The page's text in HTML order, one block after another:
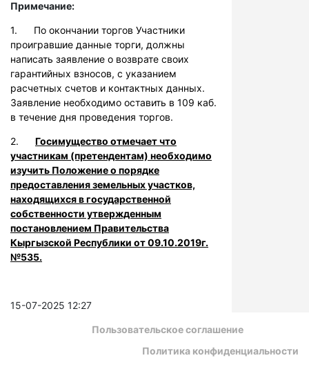
Примечание:
1. По окончании торгов Участники
проигравшие данные торги, должны
написать заявление о возврате своих
гарантийных взносов, с указанием
расчетных счетов и контактных данных.
Заявление необходимо оставить в 109 каб.
в течение дня проведения торгов.
2. Госимущество отмечает что
участникам (претендентам) необходимо
изучить Положение о порядке
предоставления земельных участков,
находящихся в государственной
собственности утвержденным
постановлением Правительства
Кыргызской Республики от 09.10.2019г.
№535.
15-07-2025 12:27
Пользовательское соглашение
Политика конфиденциальности